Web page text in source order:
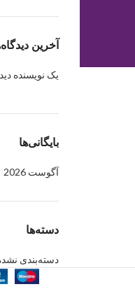
آخرین
یک نویسنده
بایگانی‌ها
آگوست 2026
دسته‌ها
دسته‌بندی